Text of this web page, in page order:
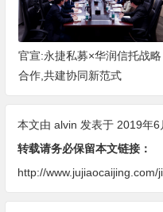
官宣:永捷私募×华润信托战略
合作,共建协同新范式
本文由 alvin 发表于 2019年6
转载请务必保留本文链接：
http://